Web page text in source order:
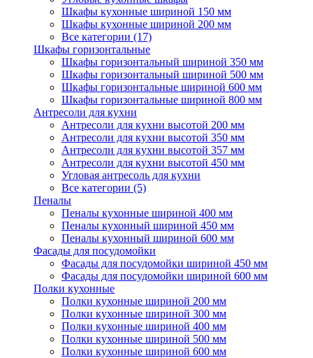
Шкафы кухонные шириной 150 мм
Шкафы кухонные шириной 200 мм
Все категории (17)
Шкафы горизонтальные
Шкафы горизонтальный шириной 350 мм
Шкафы горизонтальный шириной 500 мм
Шкафы горизонтальные шириной 600 мм
Шкафы горизонтальные шириной 800 мм
Антресоли для кухни
Антресоли для кухни высотой 200 мм
Антресоли для кухни высотой 350 мм
Антресоли для кухни высотой 357 мм
Антресоли для кухни высотой 450 мм
Угловая антресоль для кухни
Все категории (5)
Пеналы
Пеналы кухонные шириной 400 мм
Пеналы кухонный шириной 450 мм
Пеналы кухонный шириной 600 мм
Фасады для посудомойки
Фасады для посудомойки шириной 450 мм
Фасады для посудомойки шириной 600 мм
Полки кухонные
Полки кухонные шириной 200 мм
Полки кухонные шириной 300 мм
Полки кухонные шириной 400 мм
Полки кухонные шириной 500 мм
Полки кухонные шириной 600 мм